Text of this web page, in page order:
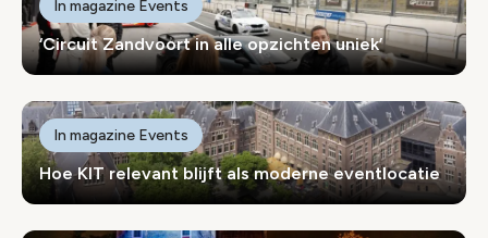
‘Circuit Zandvoort in alle opzichten uniek’
In magazine Events
Hoe KIT relevant blijft als moderne eventlocatie
In magazine Events